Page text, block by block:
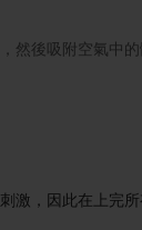
然後吸附空氣中的
激，因此在上完